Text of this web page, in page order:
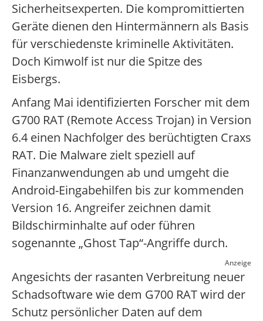
Sicherheitsexperten. Die kompromittierten
Geräte dienen den Hintermännern als Basis
für verschiedenste kriminelle Aktivitäten.
Doch Kimwolf ist nur die Spitze des
Eisbergs.
Anfang Mai identifizierten Forscher mit dem
G700 RAT (Remote Access Trojan) in Version
6.4 einen Nachfolger des berüchtigten Craxs
RAT. Die Malware zielt speziell auf
Finanzanwendungen ab und umgeht die
Android-Eingabehilfen bis zur kommenden
Version 16. Angreifer zeichnen damit
Bildschirminhalte auf oder führen
sogenannte „Ghost Tap“-Angriffe durch.
Anzeige
Angesichts der rasanten Verbreitung neuer
Schadsoftware wie dem G700 RAT wird der
Schutz persönlicher Daten auf dem